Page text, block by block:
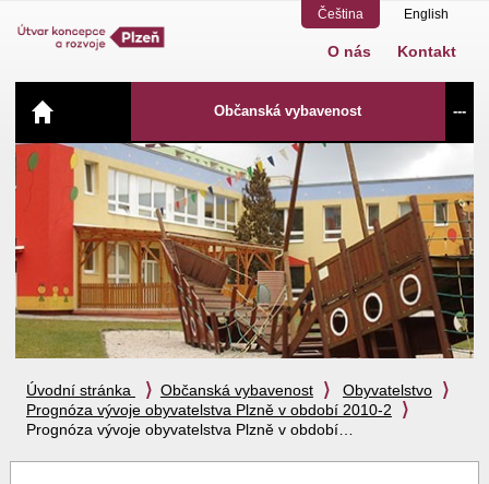
Čeština English
Navigace Občanská vybavenost ---
O nás Kontakt
Úvodní stránka Občanská vybavenost
Obyvatelstvo
Prognóza vývoje obyvatelstva Plzně v období 2010-2
Prognóza vývoje obyvatelstva Plzně v období…